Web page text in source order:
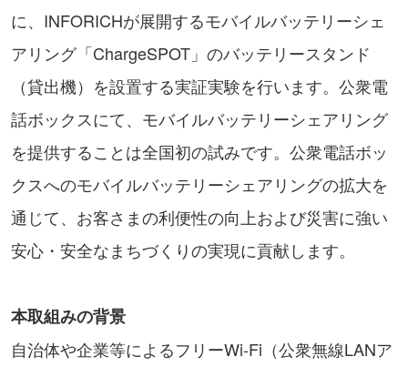
に、INFORICHが展開するモバイルバッテリーシェ
アリング「ChargeSPOT」のバッテリースタンド
（貸出機）を設置する実証実験を行います。公衆電
話ボックスにて、モバイルバッテリーシェアリング
を提供することは全国初の試みです。公衆電話ボッ
クスへのモバイルバッテリーシェアリングの拡大を
通じて、お客さまの利便性の向上および災害に強い
安心・安全なまちづくりの実現に貢献します。
本取組みの背景
自治体や企業等によるフリーWi-Fi（公衆無線LANア